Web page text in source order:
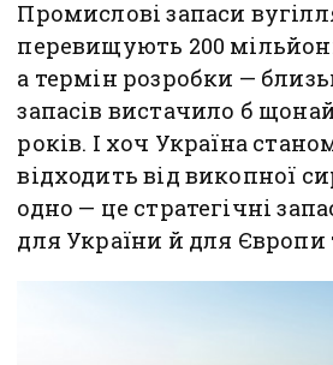
Промислові запаси
перевищують 200
а термін розробки —
запасів вистачило б
років. І хоч Україна
відходить від викопної
одно — це стратегічні
для України й для Європи